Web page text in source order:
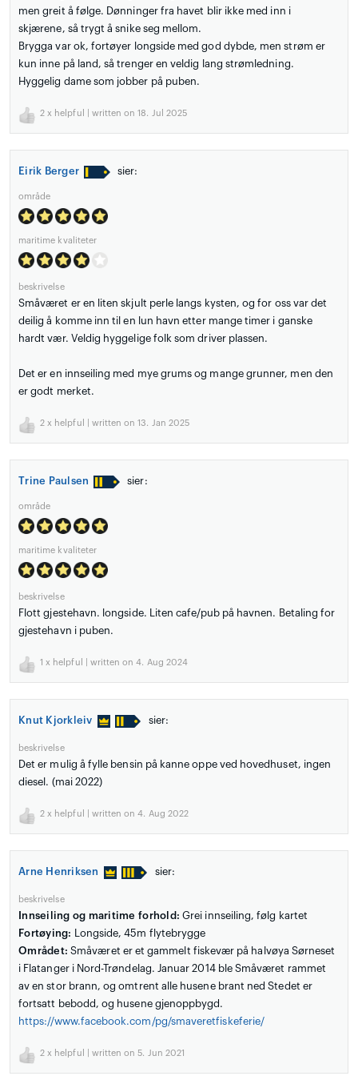
men greit å følge. Dønninger fra havet blir ikke med inn i
skjærene, så trygt å snike seg mellom.
Brygga var ok, fortøyer longside med god dybde, men strøm er
kun inne på land, så trenger en veldig lang strømledning.
Hyggelig dame som jobber på puben.
2 x helpful | written on 18. Jul 2025
Eirik Berger sier:
område
maritime kvaliteter
beskrivelse
Småværet er en liten skjult perle langs kysten, og for oss var det
deilig å komme inn til en lun havn etter mange timer i ganske
hardt vær. Veldig hyggelige folk som driver plassen.
Det er en innseiling med mye grums og mange grunner, men den
er godt merket.
2 x helpful | written on 13. Jan 2025
Trine Paulsen sier:
område
maritime kvaliteter
beskrivelse
Flott gjestehavn. longside. Liten cafe/pub på havnen. Betaling for
gjestehavn i puben.
1 x helpful | written on 4. Aug 2024
Knut Kjorkleiv sier:
beskrivelse
Det er mulig å fylle bensin på kanne oppe ved hovedhuset, ingen
diesel. (mai 2022)
2 x helpful | written on 4. Aug 2022
Arne Henriksen sier:
beskrivelse
Innseiling og maritime forhold: Grei innseiling, følg kartet
Fortøying:
Longside, 45m flytebrygge
Området: Småværet er et gammelt fiskevær på halvøya Sørneset
i Flatanger i Nord-Trøndelag. Januar 2014 ble Småværet rammet
av en stor brann, og omtrent alle husene brant ned Stedet er
fortsatt bebodd, og husene gjenoppbygd.
https://www.facebook.com/pg/smaveretfiskeferie/
2 x helpful | written on 5. Jun 2021